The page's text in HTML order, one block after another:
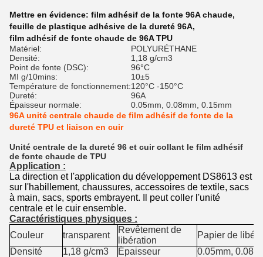
Mettre en évidence: film adhésif de la fonte 96A chaude,
feuille de plastique adhésive de la dureté 96A,
film adhésif de fonte chaude de 96A TPU
Matériel:
POLYURÉTHANE
Densité:
1,18 g/cm3
Point de fonte (DSC):
96°C
MI g/10mins:
10±5
Température de fonctionnement:120°C -150°C
Dureté:
96A
Épaisseur normale:
0.05mm, 0.08mm, 0.15mm
96A unité centrale chaude de film adhésif de fonte de la
dureté TPU et liaison en cuir
Unité centrale de la dureté 96 et cuir collant le film adhésif
de fonte chaude de TPU
Application :
La direction et l'application du développement DS8613 est
sur l'habillement, chaussures, accessoires de textile, sacs
à main, sacs, sports embrayent. Il peut coller l'unité
centrale et le cuir ensemble.
Caractéristiques physiques :
Couleur
transparent
Revêtement de
libération
Papier de
Densité
1,18 g/cm3 Épaisseur 0.05mm,